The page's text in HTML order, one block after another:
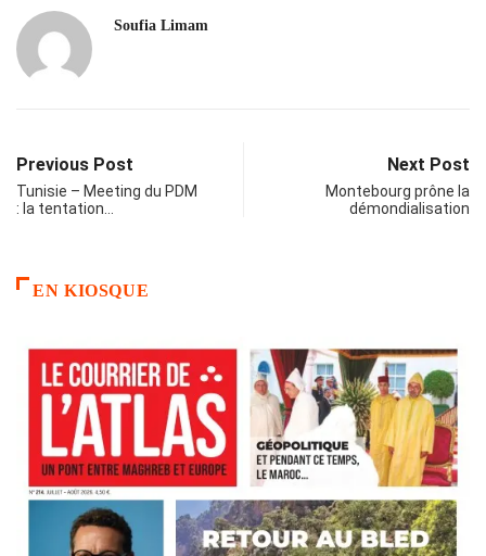
Soufia Limam
Previous Post
Tunisie – Meeting du PDM
: la tentation…
Next Post
Montebourg prône la
démondialisation
EN KIOSQUE